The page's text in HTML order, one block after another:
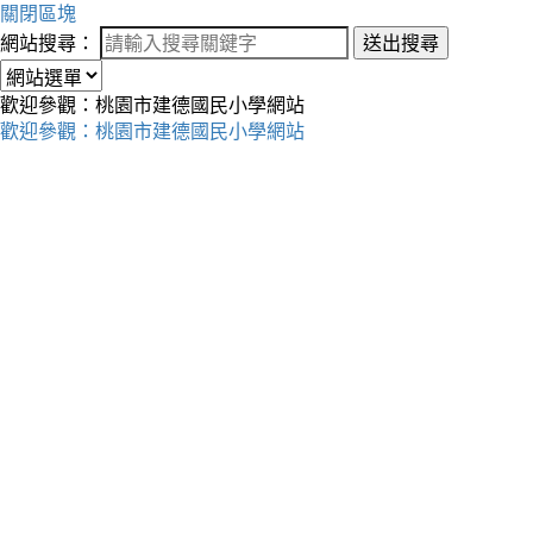
關閉區塊
網站搜尋：
送出搜尋
歡迎參觀：桃園市建德國民小學網站
歡迎參觀：桃園市建德國民小學網站